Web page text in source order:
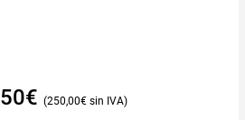
€ 250,00€